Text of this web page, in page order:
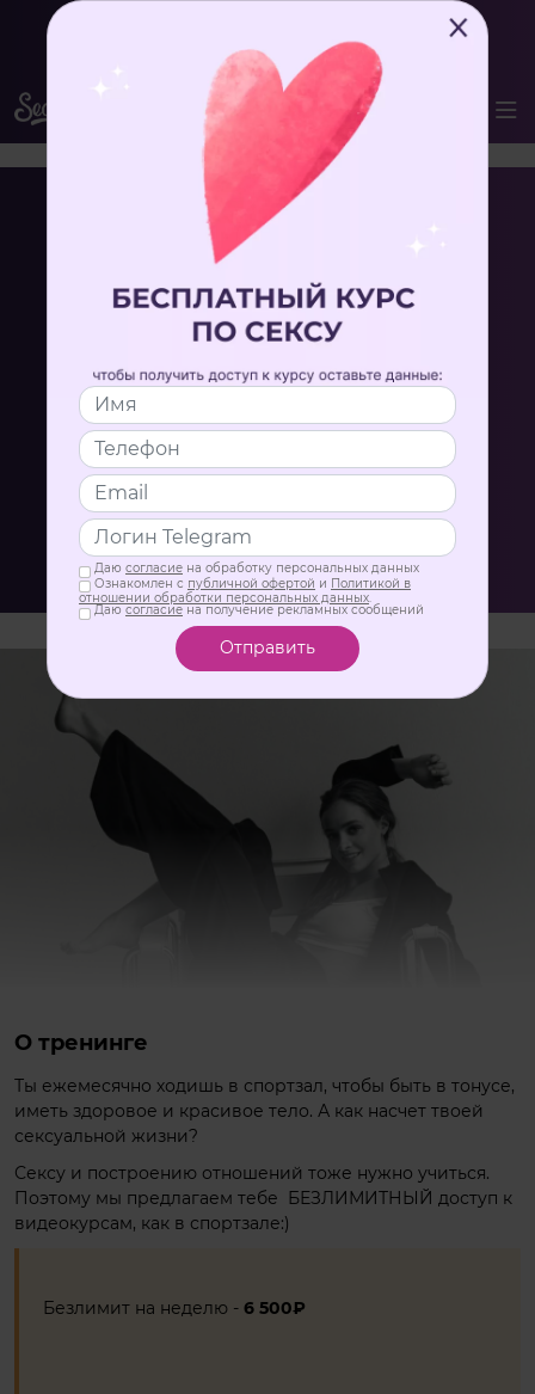
Вступай в комьюнити Secrets Club за 1 руб.
Пакет
Безлимиты видеокурсов
Хочу пройти обучение
Онлайн-
обучение
Домашние
Смотри и
повторяй
О тренинге
Ты ежемесячно ходишь в спортзал, чтобы быть в тонусе,
иметь здоровое и красивое тело. А как насчет твоей
сексуальной жизни?
Сексу и построению отношений тоже нужно учиться.
Поэтому мы предлагаем тебе БЕЗЛИМИТНЫЙ доступ к
видеокурсам, как в спортзале:)
Безлимит на неделю - 6 500₽
Даю согласие на обработку персональных данных
Ознакомлен с публичной офертой и Политикой в
отношении обработки персональных данных.
Даюсогласиена получение рекламных сообщений
Отправить